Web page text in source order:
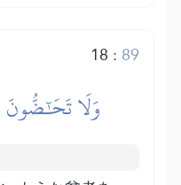
18 : 89
وَلَا تَحَٰٓضُّونَ